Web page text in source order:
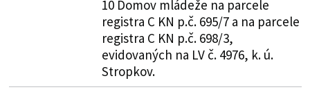
10 Domov mládeže na parcele
registra C KN p.č. 695/7 a na parcele
registra C KN p.č. 698/3,
evidovaných na LV č. 4976, k. ú.
Stropkov.